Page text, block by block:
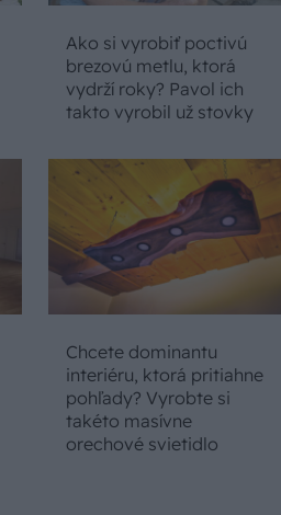
Ako si vyrobiť poctivú
brezovú metlu, ktorá
vydrží roky? Pavol ich
takto vyrobil už stovky
Chcete dominantu
interiéru, ktorá pritiahne
pohľady? Vyrobte si
takéto masívne
orechové svietidlo